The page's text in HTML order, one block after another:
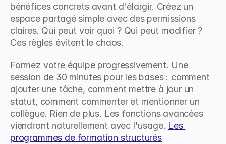
bénéfices concrets avant d'élargir. Créez un
espace partagé simple avec des permissions
claires. Qui peut voir quoi ? Qui peut modifier ?
Ces règles évitent le chaos.
Formez votre équipe progressivement. Une
session de 30 minutes pour les bases : comment
ajouter une tâche, comment mettre à jour un
statut, comment commenter et mentionner un
collègue. Rien de plus. Les fonctions avancées
viendront naturellement avec l'usage. Les
programmes de formation structurés